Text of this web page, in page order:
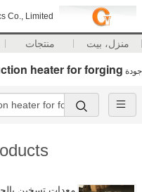
Co., Limited
منزل، بيت منتجات
جودة heater for forging